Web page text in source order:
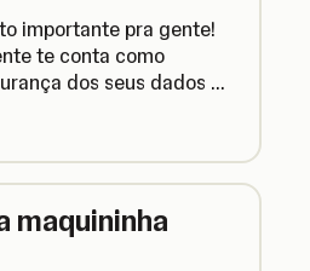
importante pra gente!
te conta como
dos seus dados e
maquininha